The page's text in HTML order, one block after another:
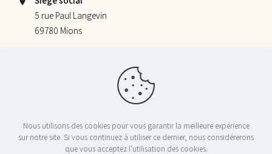
5 rue Paul Langevin
69780 Mions
355 allée Jacques Monod
contact@nosptitschefs.com
Nous utilisons des cookies pour vous garantir la meilleure expérience
sur notre site. Si vous continuez à utiliser ce dernier, nous considérerons
que vous acceptez l'utilisation des cookies.